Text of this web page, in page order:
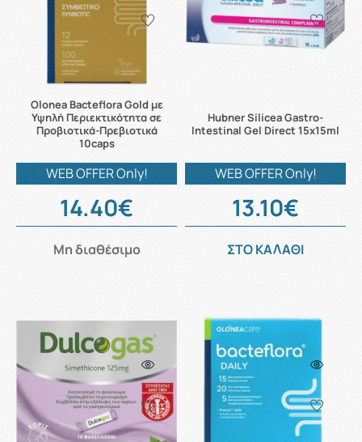
Olonea Bacteflora Gold με
Υψηλή Περιεκτικότητα σε
Προβιοτικά-Πρεβιοτικά
10caps
WEB OFFER Only!
14.40€
Μη διαθέσιμο
Hubner Silicea Gastro-
Intestinal Gel Direct 15x15ml
WEB OFFER Only!
13.10€
ΣΤΟ ΚΑΛΑΘΙ